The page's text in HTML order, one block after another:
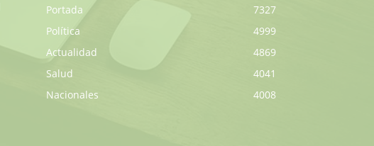
Portada
7327
Política
4999
Actualidad
4869
Salud
4041
Nacionales
4008